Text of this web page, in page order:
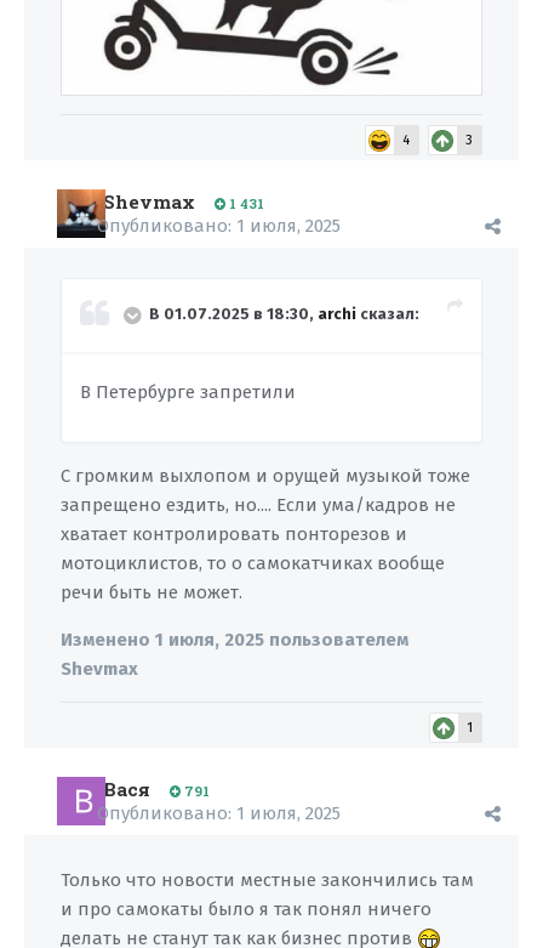
4 3
Shevmax 1 431
Опубликовано: 1 июля, 2025
В 01.07.2025 в 18:30, archi сказал:
В Петербурге запретили
С громким выхлопом и орущей музыкой тоже
запрещено ездить, но.... Если ума/кадров не
хватает контролировать понторезов и
мотоциклистов, то о самокатчиках вообще
речи быть не может.
Изменено 1 июля, 2025 пользователем
Shevmax
1
Вася 791
Опубликовано: 1 июля, 2025
Только что новости местные закончились там
и про самокаты было я так понял ничего
делать не станут так как бизнес против